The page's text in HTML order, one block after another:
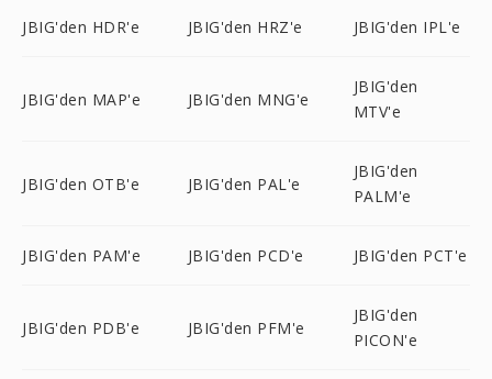
JBIG'den HDR'e JBIG'den HRZ'e JBIG'den IPL'e
JBIG'den MAP'e JBIG'den MNG'e
JBIG'den
MTV'e
JBIG'den OTB'e JBIG'den PAL'e
JBIG'den
PALM'e
JBIG'den PAM'e JBIG'den PCD'e JBIG'den PCT'e
JBIG'den PDB'e JBIG'den PFM'e
JBIG'den
PICON'e